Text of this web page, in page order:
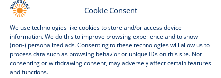
Cookie Consent
We use technologies like cookies to store and/or access device
information. We do this to improve browsing experience and to show
(non-) personalized ads. Consenting to these technologies will allow us to
process data such as browsing behavior or unique IDs on this site. Not
consenting or withdrawing consent, may adversely affect certain features
and functions.
de que la mayoría piensa que es
fácil recibir consejos y recomendaciones en el
idioma propio, o poder charlar un rato e
intercambiarexperiencias.
Creo que son estos detalles losque hacen que
las vacaciones seanmucho más gratas. Desde
un alegre